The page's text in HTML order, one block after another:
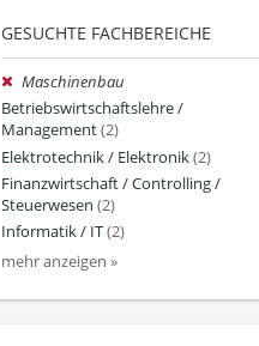
GESUCHTE FACHBEREICHE
Maschinenbau
Betriebswirtschaftslehre /
Management(2)
Elektrotechnik / Elektronik(2)
Finanzwirtschaft / Controlling /
Steuerwesen (2)
Informatik / IT(2)
mehr anzeigen »